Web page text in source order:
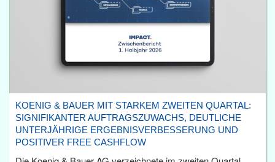
KOENIG & BAUER MIT STARKEM ZWEITEN QUARTAL:
SIGNIFIKANTER AUFTRAGSZUWACHS, DEUTLICHE
UNTERJÄHRIGE ERGEBNISVERBESSERUNG UND
POSITIVER FREE CASHFLOW